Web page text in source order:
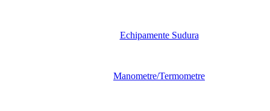
Echipamente Sudura
Manometre/Termometre